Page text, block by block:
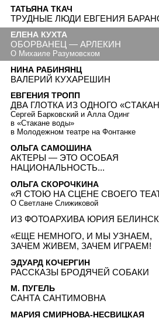
ТАТЬЯНА ТКАЧ
ТРУДНЫЕ ЛЮДИ ЕВГЕНИЯ
ЕЛЕНА КУХТА
ОБОРВАНЕЦ — АРЛЕКИН
О Михаиле Разумовском
НИНА РАБИНЯНЦ
ВАЛЕРИЙ КУХАРЕШИН
ЕВГЕНИЯ ТРОПП
ДВА ГЛОТКА ИЗ ОДНОГО
Сергей Барковский и Алла Одинг
в «Стакане воды»
в Молодежном театре на Фонтанке
ОЛЬГА САМОШИНА
АКТЕРЫ — ЭТО ОСОБАЯ
НАЦИОНАЛЬНОСТЬ...
ОЛЬГА СКОРОЧКИНА
«Я СТОЮ НА СЦЕНЕ СВОЕГО
О Светлане Слижиковой
ИЗ ФОТОАРХИВА ЮРИЯ
«ЕЩЕ НЕМНОГО, И МЫ УЗНАЕМ,
ЗАЧЕМ ЖИВЕМ, ЗАЧЕМ ИГРАЕМ!
ЭДУАРД КОЧЕРГИН
РАССКАЗЫ БРОДЯЧЕЙ СОБАКИ
М. ПУГЕЛЬ
САНТА САНТИМОВНА
МАРИЯ СМИРНОВА-НЕСВИЦКАЯ